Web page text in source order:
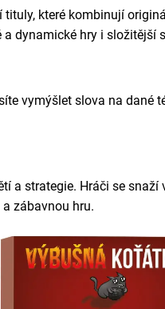
které kombinují
dynamické hry i složitější
vymýšlet slova na dané
a strategie. Hráči se
zábavnou hru.